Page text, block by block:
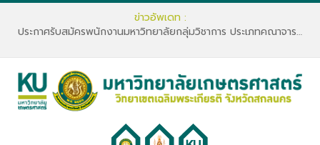
ข่าวอัพเดท :
ประกาศรับสมัครพนักงานมหาวิทยาลัยกลุ่มวิชาการ ประเภทคณาจารย์ประจำ คณะทรัพยากรธรรมชาติและอุตสาหกรรมเกษตร สังกัดภาควิชาเกษตรและทรัพยากร